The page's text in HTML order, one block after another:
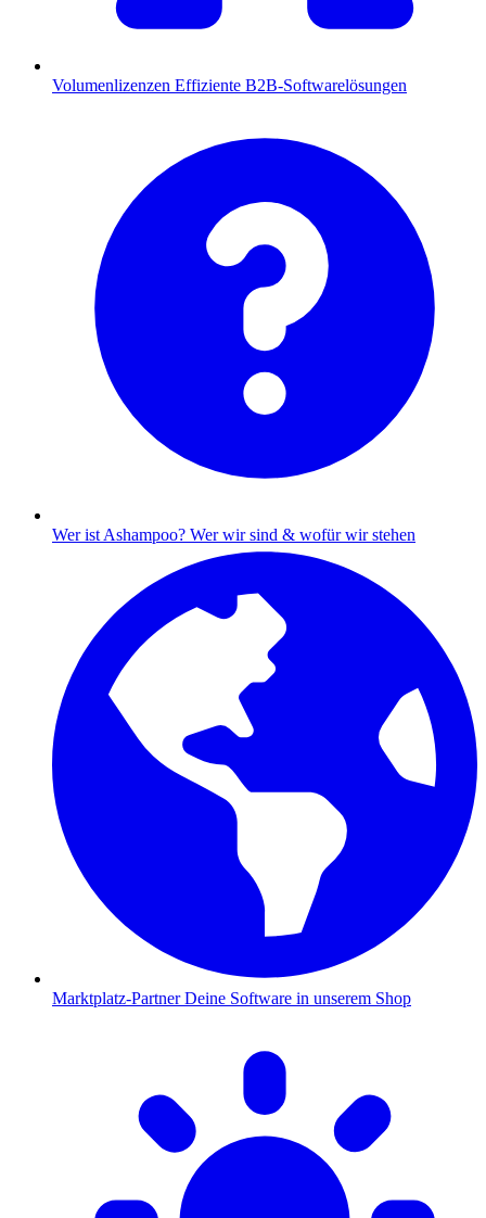
Volumenlizenzen Effiziente B2B-Softwarelösungen
Wer ist Ashampoo? Wer wir sind & wofür wir stehen
Marktplatz-Partner Deine Software in unserem Shop